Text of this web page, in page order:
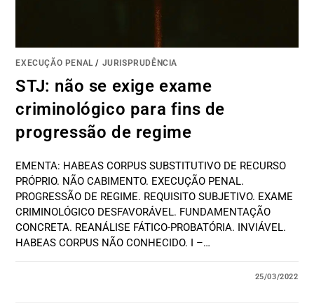
EXECUÇÃO PENAL/ JURISPRUDÊNCIA
STJ: não se exige exame
criminológico para fins de
progressão de regime
EMENTA: HABEAS CORPUS SUBSTITUTIVO DE RECURSO
PRÓPRIO. NÃO CABIMENTO. EXECUÇÃO PENAL.
PROGRESSÃO DE REGIME. REQUISITO SUBJETIVO. EXAME
CRIMINOLÓGICO DESFAVORÁVEL. FUNDAMENTAÇÃO
CONCRETA. REANÁLISE FÁTICO-PROBATÓRIA. INVIÁVEL.
HABEAS CORPUS NÃO CONHECIDO. I –…
25/03/2022